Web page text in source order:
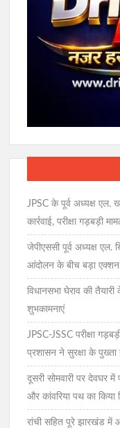
JPSC के पूर्व अध्यक्ष एल.
कार्रवाई, परीक्षा गड़बड़ी
जेपीएससी पूर्व अध्यक्ष एल.
आंदोलन के बीच बड़ा एक्शन
विधानसभा घेराव की
शुभकामनाएं
JPSC-JSSC परीक्षा
प्रशासन ने सुरक्षा के पुख्ता
दूसरी सोमवारी पर देवघर
और कांवरिया पथ का किया
रांची सहित पूरे झारखंड में